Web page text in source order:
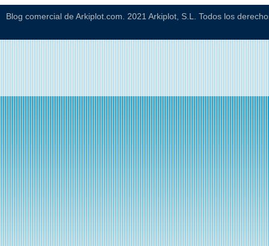
Blog comercial de Arkiplot.com. 2021 Arkiplot, S.L. Todos los